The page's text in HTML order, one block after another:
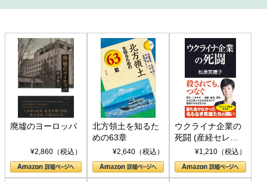
廃墟のヨーロッパ
¥2,860（税込）
北方領土を知るた
めの63章
¥2,640（税込）
ウクライナ企業の
死闘 (産経セレク
ト S 039)¥1,210（税込）